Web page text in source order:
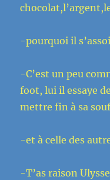
-pourquoi il
-C’est un peu
foot, lui il essaye
mettre fin à sa
-et à celle des
-T’as raison